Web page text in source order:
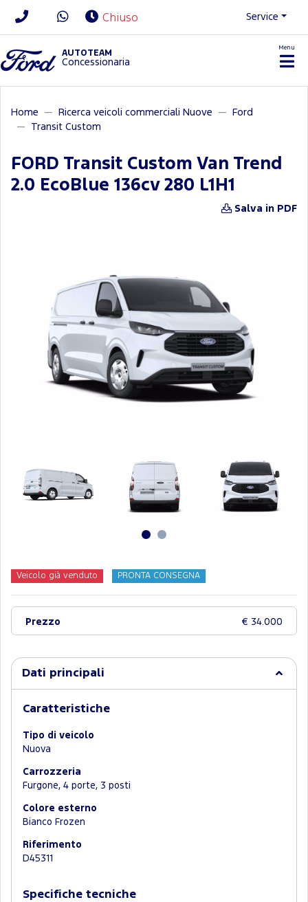
Chiuso Service
AUTOTEAM
Concessionaria
Menu
Home Ricerca veicoli commerciali Nuove
Ford
Transit Custom
FORD Transit Custom Van Trend
2.0 EcoBlue 136cv 280 L1H1
Salva in PDF
Veicolo già venduto PRONTA CONSEGNA
Prezzo € 34.000
Dati principali
Caratteristiche
Tipo di veicolo
Nuova
Carrozzeria
Furgone, 4 porte, 3 posti
Colore esterno
Bianco Frozen
Riferimento
D45311
Specifiche tecniche